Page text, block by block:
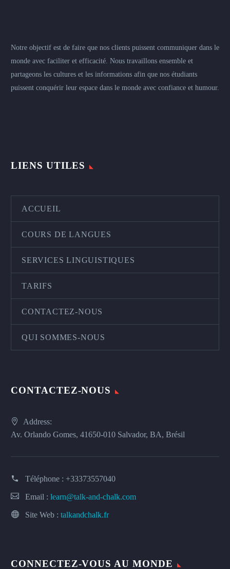
Notre objectif est de faire que nos clients puissent communiquer dans le
monde avec faciliter et efficacité. Nous travaillons ensemble et
partageons les cultures et les informations afin que nos étudiants
puissent conquérir leur espace dans le monde avec confiance et humour.
LIENS UTILES
ACCUEIL
COURS DE LANGUES
SERVICES LINGUISTIQUES
TARIFS
CONTACTEZ-NOUS
QUI SOMMES-NOUS
CONTACTEZ-NOUS
Address:
Av. Orlando Gomes, 41650-010 Salvador, BA, Brésil
Téléphone : +33373557040
Email : learn@talk-and-chalk.com
Site Web : talkandchalk.fr
CONNECTEZ-VOUS AU MONDE